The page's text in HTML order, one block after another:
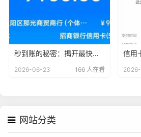
秒到账的秘密：揭开最快到账信用卡商户的神秘面纱
2026-06-23 166 人在看
网站分类